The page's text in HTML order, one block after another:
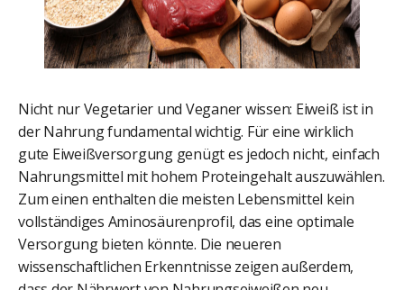
Nicht nur Vegetarier und Veganer wissen: Eiweiß ist in
der Nahrung fundamental wichtig. Für eine wirklich
gute Eiweißversorgung genügt es jedoch nicht, einfach
Nahrungsmittel mit hohem Proteingehalt auszuwählen.
Zum einen enthalten die meisten Lebensmittel kein
vollständiges Aminosäurenprofil, das eine optimale
Versorgung bieten könnte. Die neueren
wissenschaftlichen Erkenntnisse zeigen außerdem,